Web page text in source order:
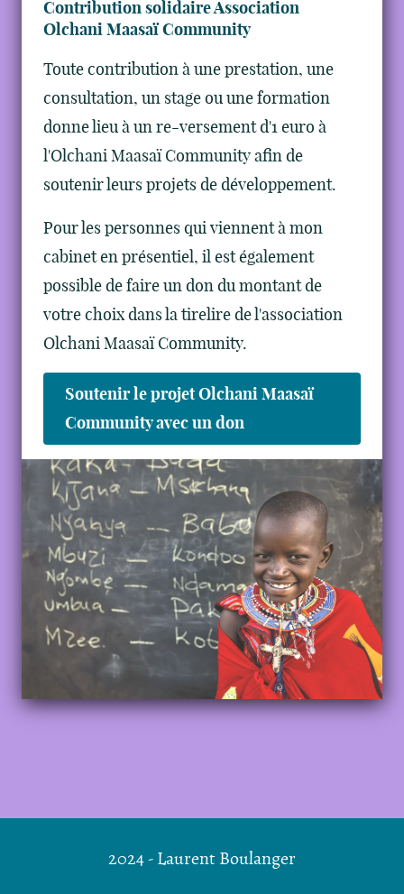
Contribution solidaire Association
Olchani Maasaï Community
Toute contribution à une prestation, une
consultation, un stage ou une formation
donne lieu à un re-versement d'1 euro à
l'Olchani Maasaï Community afin de
soutenir leurs projets de développement.
Pour les personnes qui viennent à mon
cabinet en présentiel, il est également
possible de faire un don du montant de
votre choix dans la tirelire de l'association
Olchani Maasaï Community.
Soutenir le projet Olchani Maasaï
Community avec un don
2024 - Laurent Boulanger